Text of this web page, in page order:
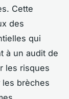
Cette
des
qui
à un audit de
les risques
brèches